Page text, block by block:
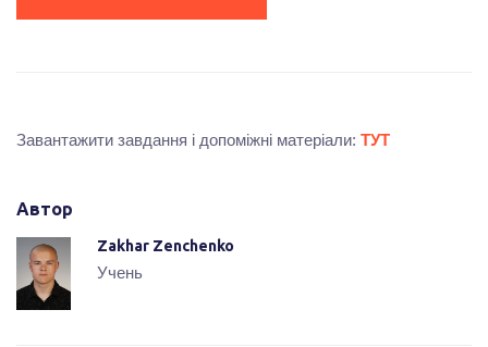
Завантажити завдання і допоміжні матеріали: ТУТ
Автор
Zakhar Zenchenko
Учень